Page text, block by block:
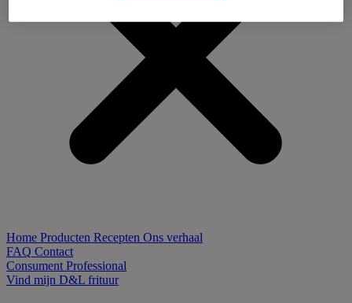
Home Producten Recepten Ons verhaal
FAQ Contact
Consument Professional
Vind mijn D&L frituur